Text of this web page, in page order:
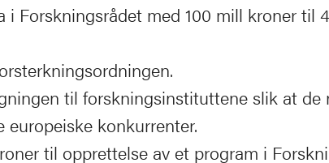
i Forskningsrådet med 100 mill kroner til
til forskningsinstituttene slik at
europeiske konkurrenter.
til opprettelse av et program i